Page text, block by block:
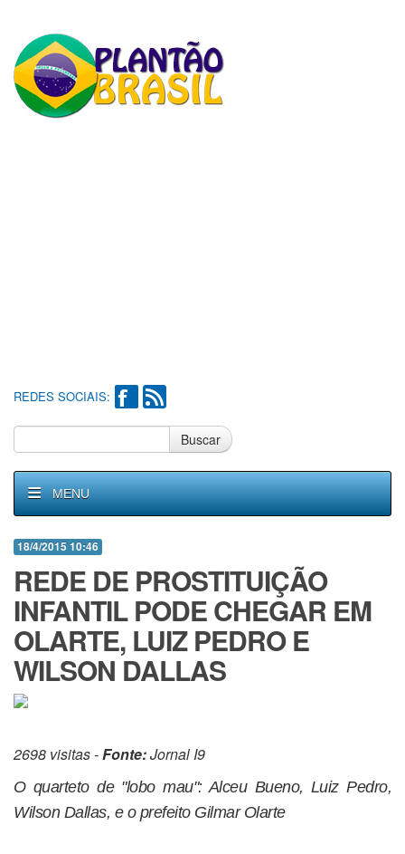
REDES SOCIAIS:
Buscar
MENU
18/4/2015 10:46
REDE DE PROSTITUIÇÃO
INFANTIL PODE CHEGAR EM
OLARTE, LUIZ PEDRO E
WILSON DALLAS
2698 visitas -Fonte:Jornal I9
O quarteto de "lobo mau": Alceu Bueno, Luiz Pedro,
Wilson Dallas, e o prefeito Gilmar Olarte